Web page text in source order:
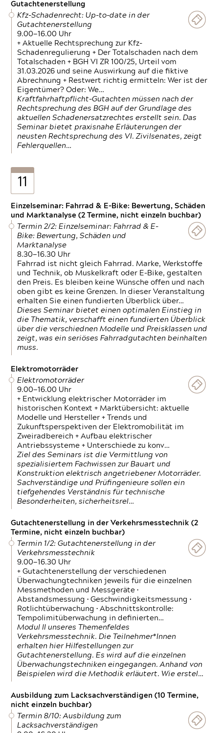
Gutachtenerstellung
Kfz-Schadenrecht: Up-to-date in der
Gutachtenerstellung
9.00—16.00 Uhr
+ Aktuelle Rechtsprechung zur Kfz-
Schadenregulierung + Der Totalschaden nach dem
Totalschaden + BGH VI ZR 100/25, Urteil vom
31.03.2026 und seine Auswirkung auf die fiktive
Abrechnung + Restwert richtig ermitteln: Wer ist der
Eigentümer? Oder: We…
Kraftfahrhaftpflicht-Gutachten müssen nach der
Rechtsprechung des BGH auf der Grundlage des
aktuellen Schadenersatzrechtes erstellt sein. Das
Seminar bietet praxisnahe Erläuterungen der
neusten Rechtsprechung des VI. Zivilsenates, zeigt
Fehlerquellen…
11
Einzelseminar: Fahrrad & E-Bike: Bewertung, Schäden
und Marktanalyse (2 Termine, nicht einzeln buchbar)
Termin 2/2: Einzelseminar: Fahrrad & E-
Bike: Bewertung, Schäden und
Marktanalyse
8.30—16.30 Uhr
Fahrrad ist nicht gleich Fahrrad. Marke, Werkstoffe
und Technik, ob Muskelkraft oder E-Bike, gestalten
den Preis. Es bleiben keine Wünsche offen und nach
oben gibt es keine Grenzen. In dieser Veranstaltung
erhalten Sie einen fundierten Überblick über…
Dieses Seminar bietet einen optimalen Einstieg in
die Thematik, verschafft einen fundierten Überblick
über die verschiednen Modelle und Preisklassen und
zeigt, was ein seriöses Fahrradgutachten beinhalten
muss.
Elektromotorräder
Elektromotorräder
9.00—16.00 Uhr
+ Entwicklung elektrischer Motorräder im
historischen Kontext + Marktübersicht: aktuelle
Modelle und Hersteller + Trends und
Zukunftsperspektiven der Elektromobilität im
Zweiradbereich + Aufbau elektrischer
Antriebssysteme + Unterschiede zu konv…
Ziel des Seminars ist die Vermittlung von
spezialisiertem Fachwissen zur Bauart und
Konstruktion elektrisch angetriebener Motorräder.
Sachverständige und Prüfingenieure sollen ein
tiefgehendes Verständnis für technische
Besonderheiten, sicherheitsrel…
Gutachtenerstellung in der Verkehrsmesstechnik (2
Termine, nicht einzeln buchbar)
Termin 1/2: Gutachtenerstellung in der
Verkehrsmesstechnik
9.00—16.30 Uhr
+ Gutachtenerstellung der verschiedenen
Überwachungtechniken jeweils für die einzelnen
Messmethoden und Messgeräte •
Abstandsmessung • Geschwindigkeitsmessung •
Rotlichtüberwachung • Abschnittskontrolle:
Tempolimitüberwachung in definierten…
Modul II unseres Themenfeldes
Verkehrsmesstechnik. Die Teilnehmer*Innen
erhalten hier Hilfestellungen zur
Gutachtenerstellung. Es wird auf die einzelnen
Überwachungstechniken eingegangen. Anhand von
Beispielen wird die Methodik erläutert. Wie erstel…
Ausbildung zum Lacksachverständigen (10 Termine,
nicht einzeln buchbar)
Termin 8/10: Ausbildung zum
Lacksachverständigen